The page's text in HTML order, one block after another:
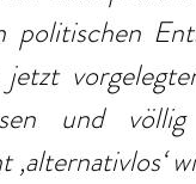
und
‚alternativlos‘